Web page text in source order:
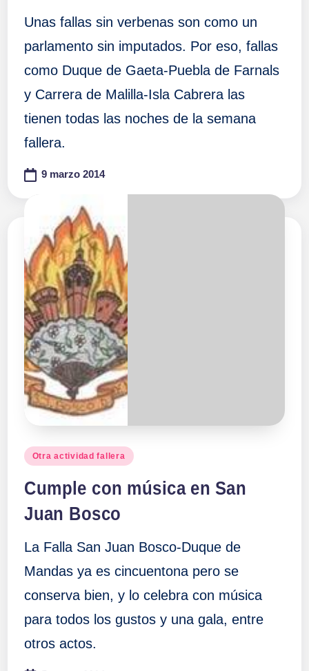
Unas fallas sin verbenas son como un
parlamento sin imputados. Por eso, fallas
como Duque de Gaeta-Puebla de Farnals
y Carrera de Malilla-Isla Cabrera las
tienen todas las noches de la semana
fallera.
9 marzo 2014
Publicado
Otra actividad fallera
Cumple con música en San
Juan Bosco
La Falla San Juan Bosco-Duque de
Mandas ya es cincuentona pero se
conserva bien, y lo celebra con música
para todos los gustos y una gala, entre
otros actos.